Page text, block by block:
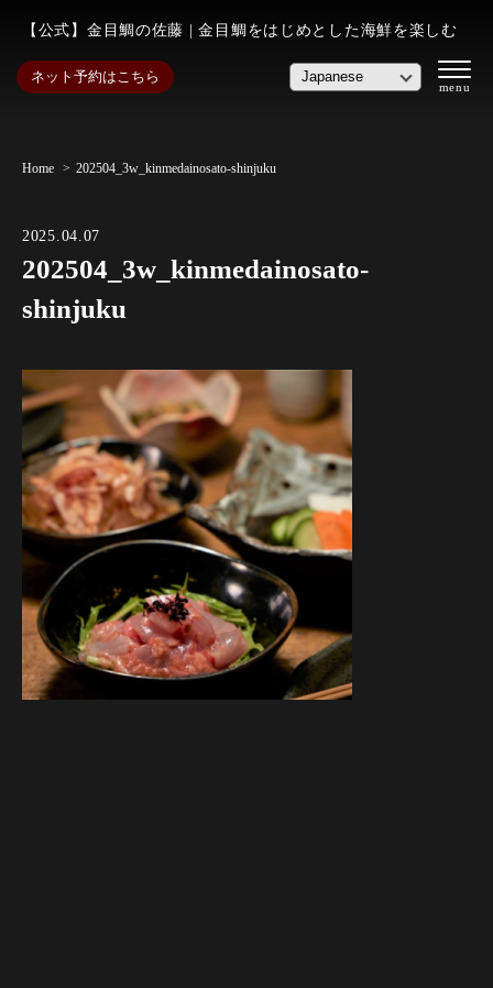
【公式】金目鯛の佐藤 | 金目鯛をはじめとした海鮮を楽しむ
ネット予約はこちら
Home 202504_3w_kinmedainosato-shinjuku
2025.04.07
202504_3w_kinmedainosato-
shinjuku